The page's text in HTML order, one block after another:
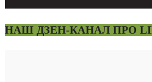
НАШ ДЗЕН-КАНАЛ ПРО